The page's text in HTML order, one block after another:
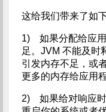
这给我们带来了如
1) 如果分配给应用
足。JVM 不能及时
引发内存不足，或
更多的内存给应用程
2) 如果给对响应时